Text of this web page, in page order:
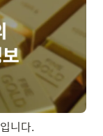
입니다.